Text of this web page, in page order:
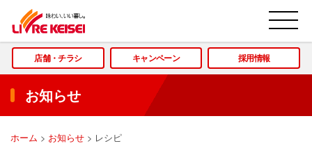
店舗・チラシ キャンペーン 採用情報
お知らせ
ホーム > お知らせ > レシピ